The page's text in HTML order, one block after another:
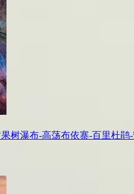
树瀑布-高荡布依寨-百里杜